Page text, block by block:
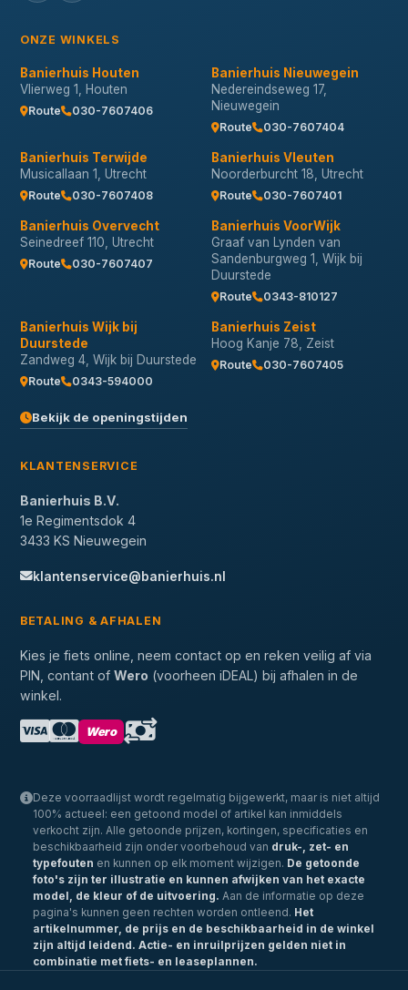
ONZE WINKELS
Banierhuis Houten
Vlierweg 1, Houten
Route 030-7607406
Banierhuis Nieuwegein
Nedereindseweg 17,
Nieuwegein
Route 030-7607404
Banierhuis Terwijde
Musicallaan 1, Utrecht
Route 030-7607408
Banierhuis Vleuten
Noorderburcht 18, Utrecht
Route 030-7607401
Banierhuis Overvecht
Seinedreef 110, Utrecht
Route 030-7607407
Banierhuis VoorWijk
Graaf van Lynden van
Sandenburgweg 1, Wijk bij
Duurstede
Route 0343-810127
Banierhuis Wijk bij
Duurstede
Zandweg 4, Wijk bij Duurstede
Route 0343-594000
Banierhuis Zeist
Hoog Kanje 78, Zeist
Route 030-7607405
Bekijk de openingstijden
KLANTENSERVICE
Banierhuis B.V.
1e Regimentsdok 4
3433 KS Nieuwegein
klantenservice@banierhuis.nl
BETALING & AFHALEN
Kies je fiets online, neem contact op en reken veilig af via
PIN, contant of Wero (voorheen iDEAL) bij afhalen in de
winkel.
Wero
Deze voorraadlijst wordt regelmatig bijgewerkt, maar is niet altijd
100% actueel: een getoond model of artikel kan inmiddels
verkocht zijn. Alle getoonde prijzen, kortingen, specificaties en
beschikbaarheid zijn onder voorbehoud van druk-, zet- en
typefouten en kunnen op elk moment wijzigen. De getoonde
foto's zijn ter illustratie en kunnen afwijken van het exacte
model, de kleur of de uitvoering. Aan de informatie op deze
pagina's kunnen geen rechten worden ontleend. Het
artikelnummer, de prijs en de beschikbaarheid in de winkel
zijn altijd leidend. Actie- en inruilprijzen gelden niet in
combinatie met fiets- en leaseplannen.